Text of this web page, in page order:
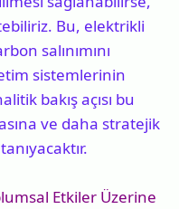
Bu, elektrikli
salınımını
sistemlerinin
bakış açısı bu
ve daha stratejik
Etkiler Üzerine